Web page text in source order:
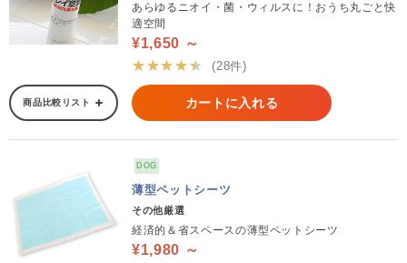
あらゆるニオイ・菌・ウィルスに！おうち丸ごと快
適空間
¥1,650 ～
★★★★★
(28件)
商品比較リスト カートに入れる
DOG
薄型ペットシーツ
その他厳選
経済的＆省スペースの薄型ペットシーツ
¥1,980 ～